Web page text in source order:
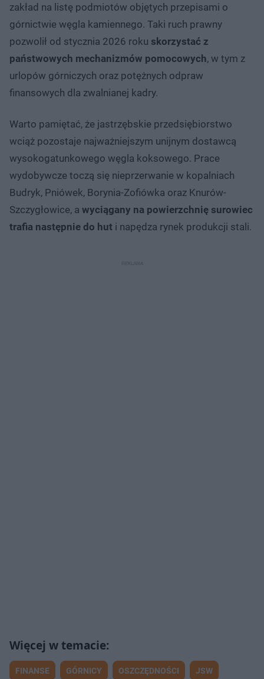
zakład na listę podmiotów objętych przepisami o
górnictwie węgla kamiennego. Taki ruch prawny
pozwolił od stycznia 2026 roku skorzystać z
państwowych mechanizmów pomocowych, w tym z
urlopów górniczych oraz potężnych odpraw
finansowych dla zwalnianej kadry.
Warto pamiętać, że jastrzębskie przedsiębiorstwo
wciąż pozostaje najważniejszym unijnym dostawcą
wysokogatunkowego węgla koksowego. Prace
wydobywcze toczą się nieprzerwanie w kopalniach
Budryk, Pniówek, Borynia-Zofiówka oraz Knurów-
Szczygłowice, a wyciągany na powierzchnię surowiec
trafia następnie do hut i napędza rynek produkcji stali.
FINANSE GÓRNICY OSZCZĘDNOŚCI JSW